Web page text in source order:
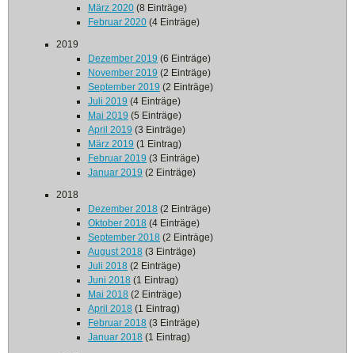
März 2020 (8 Einträge)
Februar 2020 (4 Einträge)
2019
Dezember 2019 (6 Einträge)
November 2019 (2 Einträge)
September 2019 (2 Einträge)
Juli 2019 (4 Einträge)
Mai 2019 (5 Einträge)
April 2019 (3 Einträge)
März 2019 (1 Eintrag)
Februar 2019 (3 Einträge)
Januar 2019 (2 Einträge)
2018
Dezember 2018 (2 Einträge)
Oktober 2018 (4 Einträge)
September 2018 (2 Einträge)
August 2018 (3 Einträge)
Juli 2018 (2 Einträge)
Juni 2018 (1 Eintrag)
Mai 2018 (2 Einträge)
April 2018 (1 Eintrag)
Februar 2018 (3 Einträge)
Januar 2018 (1 Eintrag)